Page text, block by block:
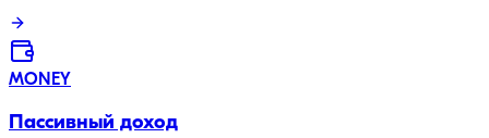
MONEY
Пассивный доход